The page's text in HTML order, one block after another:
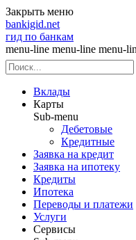
Закрыть меню
bankigid.net
гид по банкам
menu-line menu-line menu-
Вклады
Карты
Sub-menu
Дебетовые
Кредитные
Заявка на кредит
Заявка на ипотеку
Кредиты
Ипотека
Переводы и платежи
Услуги
Сервисы